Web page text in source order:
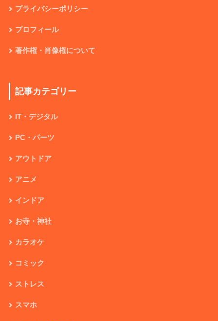
プライバシーポリシー
プロフィール
著作権・肖像権について
記事カテゴリー
IT・デジタル
PC・パーツ
アウトドア
アニメ
インドア
お寺・神社
カラオケ
コミック
ストレス
スマホ